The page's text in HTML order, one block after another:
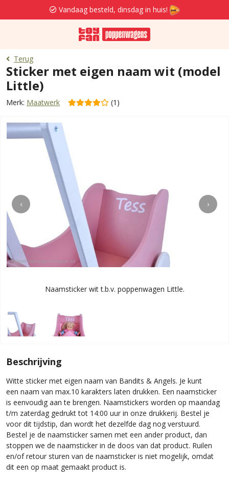
Vandaag besteld, dinsdag in huis!
Terug
Sticker met eigen naam wit (model
Little)
Merk: Maatwerk (1)
‹ ›
Naamsticker wit t.b.v. poppenwagen Little.
Beschrijving
Witte sticker met eigen naam van Bandits & Angels. Je kunt
een naam van max.10 karakters laten drukken. Een naamsticker
is eenvoudig aan te brengen. Naamstickers worden op maandag
t/m zaterdag gedrukt tot 14:00 uur in onze drukkerij. Bestel je
voor dit tijdstip, dan wordt het dezelfde dag nog verstuurd.
Bestel je de naamsticker samen met een ander product, dan
stoppen we de naamsticker in de doos van dat product. Ruilen
en/of retour sturen van de naamsticker is niet mogelijk, omdat
dit een op maat gemaakt product is.